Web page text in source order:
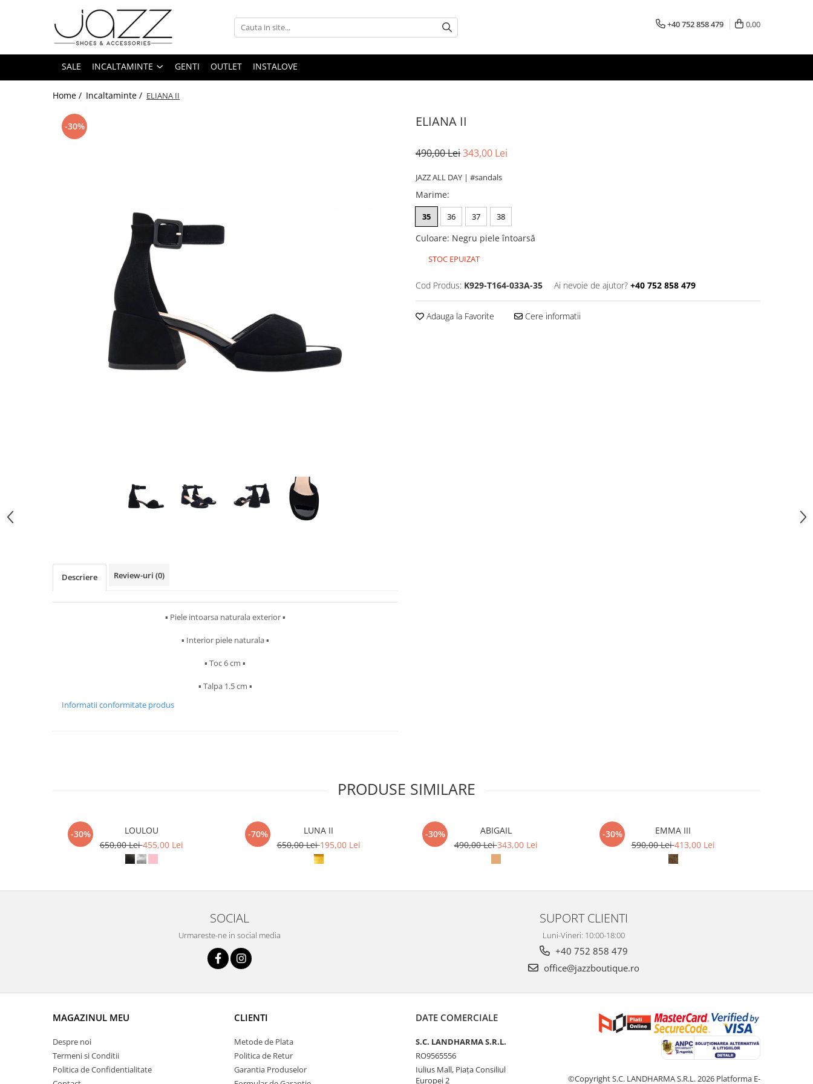
Incaltaminte
Pantofi cu toc
Pantofi flats
Sport couture
Sandale cu toc
+40 752 858 479 0,00
SALE INCALTAMINTE GENTI OUTLET INSTALOVE
Home / Incaltaminte / ELIANA II
ELIANA II
-30%
490,00 Lei343,00 Lei
JAZZ ALL DAY | #sandals
Marime:
35 36 37 38
Culoare: Negru piele întoarsă
STOC EPUIZAT
Cod Produs: K929-T164-033A-35 Ai nevoie de ajutor? +40 752 858 479
Adauga la Favorite Cere informatii
Descriere Review-uri (0)
▪︎ Piele intoarsa naturala exterior ▪︎
▪︎ Interior piele naturala ▪︎
▪︎ Toc 6 cm ▪︎
▪︎ Talpa 1.5 cm ▪︎
Informatii conformitate produs
PRODUSE SIMILARE
-30%
LOULOU
650,00 Lei455,00 Lei
-70%
LUNA II
650,00 Lei195,00 Lei
-30%
ABIGAIL
490,00 Lei343,00 Lei
-30%
EMMA III
590,00 Lei413,00 Lei
SOCIAL
Urmareste-ne in social media
SUPORT CLIENTI
Luni-Vineri: 10:00-18:00
+40 752 858 479
office@jazzboutique.ro
MAGAZINUL MEU
Despre noi
Termeni si Conditii
Politica de Confidentialitate
CLIENTI
Metode de Plata
Politica de Retur
Garantia Produselor
DATE COMERCIALE
S.C. LANDHARMA S.R.L.
RO9565556
Iulius Mall, Piața Consiliul
Europei 2
©Copyright S.C. LANDHARMA S.R.L. 2026 Platforma E-